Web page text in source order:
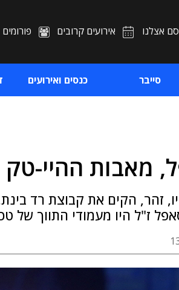
אצלנו אירועים קרובים פורומים
סייבר כנסים ואירועים
מאבות ההיי-
ז"ל היו מעמודי התווך של